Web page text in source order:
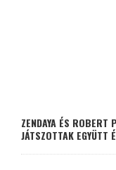
ZENDAYA ÉS
JÁTSZOTTAK EGYÜTT